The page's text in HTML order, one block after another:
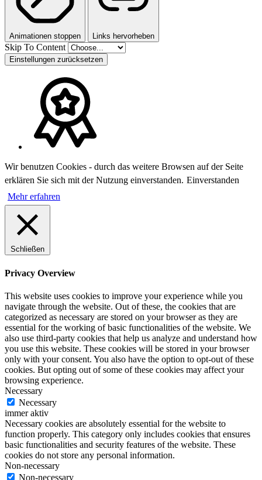
Animationen stoppen Links hervorheben
Skip To Content
Einstellungen zurücksetzen
Wir benutzen Cookies - durch das weitere Browsen auf der Seite
erklären Sie sich mit der Nutzung einverstanden. Einverstanden
Mehr erfahren
Schließen
Privacy Overview
This website uses cookies to improve your experience while you
navigate through the website. Out of these, the cookies that are
categorized as necessary are stored on your browser as they are
essential for the working of basic functionalities of the website. We
also use third-party cookies that help us analyze and understand how
you use this website. These cookies will be stored in your browser
only with your consent. You also have the option to opt-out of these
cookies. But opting out of some of these cookies may affect your
browsing experience.
Necessary
Necessary
immer aktiv
Necessary cookies are absolutely essential for the website to
function properly. This category only includes cookies that ensures
basic functionalities and security features of the website. These
cookies do not store any personal information.
Non-necessary
Non-necessary